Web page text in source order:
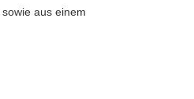
sowie aus einem